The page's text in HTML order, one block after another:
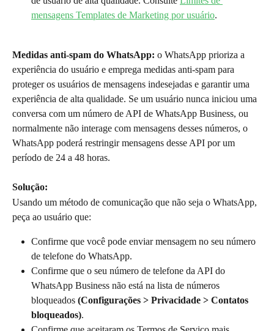
mensagens Templates de Marketing por usuário.
Medidas anti-spam do WhatsApp: o WhatsApp prioriza a
experiência do usuário e emprega medidas anti-spam para
proteger os usuários de mensagens indesejadas e garantir uma
experiência de alta qualidade. Se um usuário nunca iniciou uma
conversa com um número de API de WhatsApp Business, ou
normalmente não interage com mensagens desses números, o
WhatsApp poderá restringir mensagens desse API por um
período de 24 a 48 horas.
Solução:
Usando um método de comunicação que não seja o WhatsApp,
peça ao usuário que:
Confirme que você pode enviar mensagem no seu número
de telefone do WhatsApp.
Confirme que o seu número de telefone da API do
WhatsApp Business não está na lista de números
bloqueados (Configurações > Privacidade > Contatos
bloqueados).